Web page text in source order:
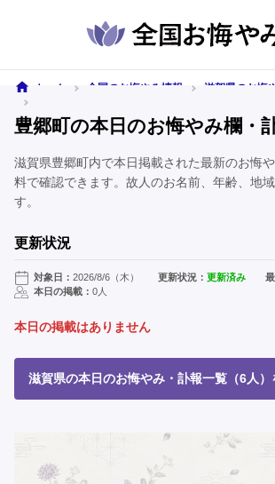
ホーム 全国のお悔やみ情報
滋賀県のお悔
豊郷町の本日のお悔やみ欄・
滋賀県豊郷町内で本日掲載された最新のお悔
料で確認できます。故人のお名前、年齢、地
す。
更新状況
対象日： 2026/8/6（木） 更新状況：更新済み
本日の掲載： 0人
本日の掲載はありません
滋賀県の本日のお悔やみ・訃報一覧（6人）